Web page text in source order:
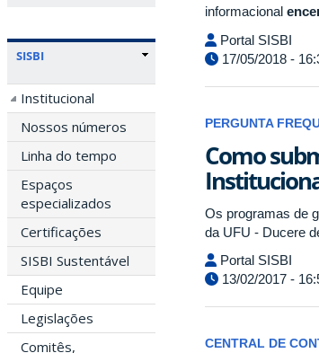
SISBI
Institucional
Nossos números
Linha do tempo
Espaços
especializados
Certificações
SISBI Sustentável
Equipe
Legislações
Comitês,
informacional
Portal SISBI
17/05/2018 -
PERGUNTA
Como
Os programas de
da UFU - Ducere
Portal SISBI
13/02/2017 -
CENTRAL DE